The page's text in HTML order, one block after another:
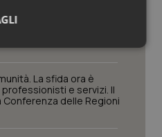
scrive al ministro
attuali indicatori non
La sfida ora è
e servizi. Il
delle Regioni
Marketing